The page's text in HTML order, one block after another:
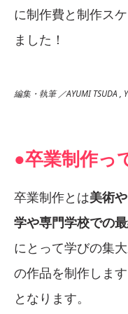
に制作費と制作ス
ました！
編集・執筆 ／AYUMI TSUDA ,
●卒業制作っ
卒業制作とは美術
学や専門学校での
にとって学びの集
の作品を制作しま
となります。